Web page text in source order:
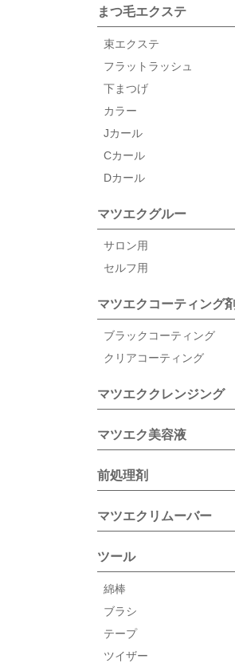
まつ毛エクステ
束エクステ
フラットラッシュ
下まつげ
カラー
Jカール
Cカール
Dカール
マツエクグルー
サロン用
セルフ用
マツエクコーティング剤
ブラックコーティング
クリアコーティング
マツエククレンジング
マツエク美容液
前処理剤
マツエクリムーバー
ツール
綿棒
ブラシ
テープ
ツイザー